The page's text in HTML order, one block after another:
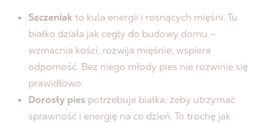
Szczeniakto kula energii i rosnących mięśni. Tu
białko działa jak cegły do budowy domu –
wzmacnia kości, rozwija mięśnie, wspiera
odporność. Bez niego młody pies nie rozwinie się
prawidłowo.
Dorosły pies potrzebuje białka, żeby utrzymać
sprawność i energię na co dzień. To trochę jak